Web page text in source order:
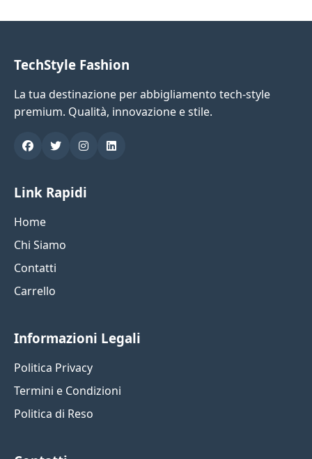
TechStyle Fashion
La tua destinazione per abbigliamento tech-style
premium. Qualità, innovazione e stile.
Link Rapidi
Home
Chi Siamo
Contatti
Carrello
Informazioni Legali
Politica Privacy
Termini e Condizioni
Politica di Reso